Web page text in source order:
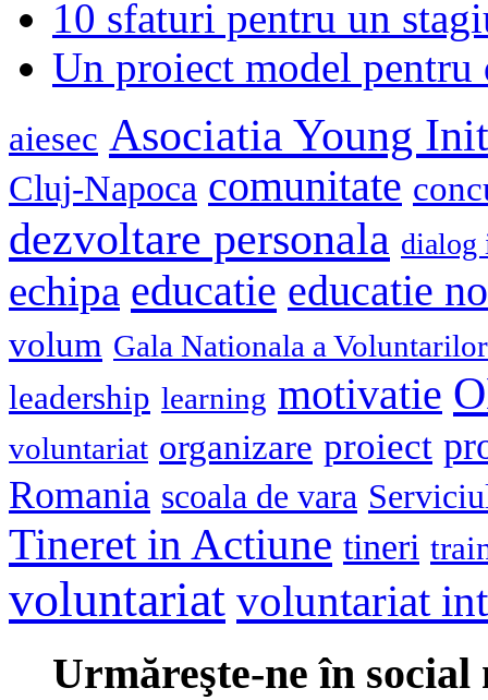
10 sfaturi pentru un
Un proiect model
aiesec Asociatia Young
Cluj-Napoca comunitate
dezvoltare personala dialog
echipa educatie educatie
volum Gala Nationala a Voluntarilor
leadership learning motivatie
voluntariat organizare proiect
Romania scoala de vara
Tineret in Actiune tineri
voluntariat voluntariat
Urmăreşte-ne în social